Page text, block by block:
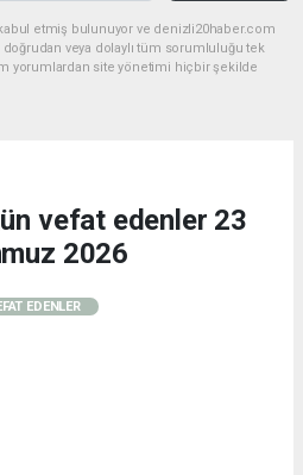
etmiş bulunuyor ve denizli20haber.com
doğrudan veya dolaylı tüm sorumluluğu tek
yorumlardan site yönetimi hiçbir şekilde
vefat edenler 23
2026
EDENLER